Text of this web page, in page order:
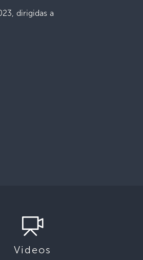
dirigidas a
Videos